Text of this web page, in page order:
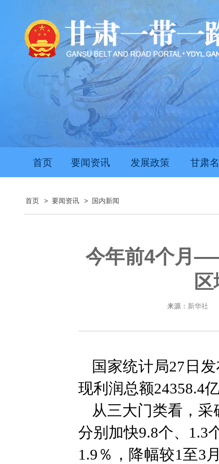
首页 要闻资讯 发展政策 甘肃
首页 > 要闻资讯 > 国内新闻
今年前4个月
来源： 新华社
国家统计局27日
现利润总额24358.4
从三大门类看，采
分别加快9.8个、1.3
1.9％，降幅较1至3